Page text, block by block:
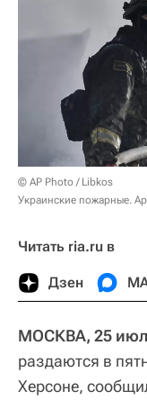
© AP Photo / Libkos
Украинские пожарные.
Читать ria.ru в
Дзен
МОСКВА, 25
раздаются в
Херсоне,